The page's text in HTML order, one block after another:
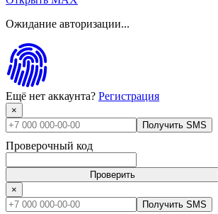
Ожидание авторизации...
Ещё нет аккаунта? Регистрация
×
Получить SMS
Проверочный код
Проверить
×
Получить SMS